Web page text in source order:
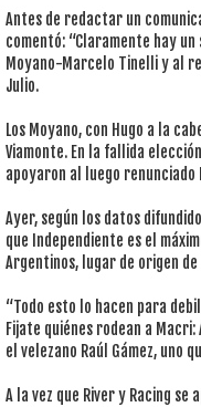
Antes de redactar un
comentó: “Claramente hay
Moyano-Marcelo Tinelli y al
Julio.
Los Moyano, con Hugo a la
Viamonte. En la fallida
apoyaron al luego renunciado
Ayer, según los datos
que Independiente es el
Argentinos, lugar de origen de
“Todo esto lo hacen para
Fijate quiénes rodean a
el velezano Raúl Gámez, uno
A la vez que River y Racing